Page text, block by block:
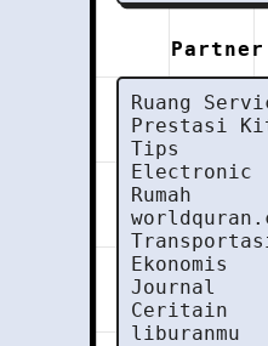
Partner
Ruang
Prestasi
Tips
Electronic
Rumah
Ekonomis
Journal
Ceritain
liburanmu